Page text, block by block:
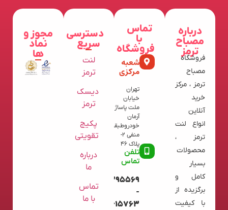
درباره
مصباح
ترمز
فروشگاه
مصباح
ترمز ، مرکز
خرید
آنلاین
انواع لنت
ترمز ،
محصولات
بسیار
کامل و
برگزیده از
با کیفیت
تماس
با
فروشگاه
شعبه
مرکزی
تهران
خیابان
ملت پاساژ
آرمان
خودروطبقه
منفی 2-
پلاک 46
تلفن
تماس
09120395569
-
02136615763
دسترسی
سریع
لنت
ترمز
دیسک
ترمز
پکیج
تقویتی
درباره
ما
تماس
با ما
مجوز و
نماد
ها